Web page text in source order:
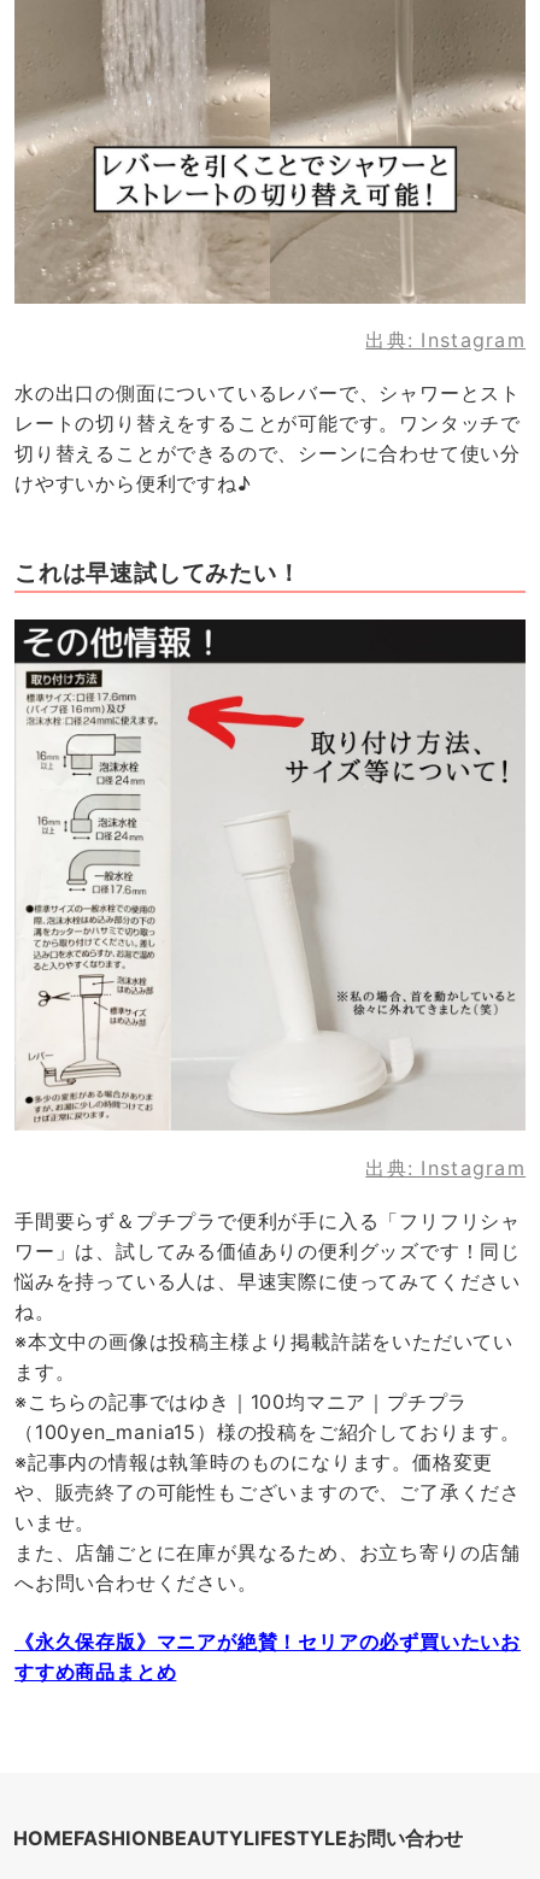
出典: Instagram
水の出口の側面についているレバーで、シャワーとスト
レートの切り替えをすることが可能です。ワンタッチで
切り替えることができるので、シーンに合わせて使い分
けやすいから便利ですね♪
これは早速試してみたい！
出典: Instagram
手間要らず＆プチプラで便利が手に入る「フリフリシャ
ワー」は、試してみる価値ありの便利グッズです！同じ
悩みを持っている人は、早速実際に使ってみてください
ね。
※本文中の画像は投稿主様より掲載許諾をいただいてい
ます。
※こちらの記事ではゆき｜100均マニア｜プチプラ
（100yen_mania15）様の投稿をご紹介しております。
※記事内の情報は執筆時のものになります。価格変更
や、販売終了の可能性もございますので、ご了承くださ
いませ。
また、店舗ごとに在庫が異なるため、お立ち寄りの店舗
へお問い合わせください。
《永久保存版》マニアが絶賛！セリアの必ず買いたいお
すすめ商品まとめ
HOMEFASHIONBEAUTYLIFESTYLEお問い合わせ